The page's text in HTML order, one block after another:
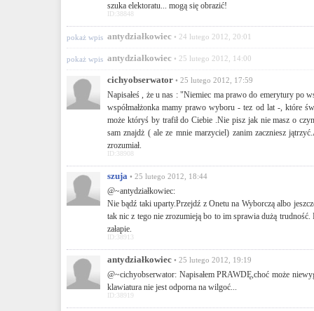
szuka elektoratu... mogą się obrazić!
ID:38848
antydziałkowiec • 24 lutego 2012, 20:01
pokaż wpis
antydziałkowiec • 25 lutego 2012, 14:00
pokaż wpis
cichyobserwator • 25 lutego 2012, 17:59
Napisałeś , że u nas : "Niemiec ma prawo do emerytury po
współmałżonka mamy prawo wyboru - tez od lat -, które
może któryś by trafił do Ciebie .Nie pisz jak nie masz o
sam znajdż ( ale ze mnie marzyciel) zanim zaczniesz
zrozumiał.
ID:38908
szuja • 25 lutego 2012, 18:44
@~antydziałkowiec:
Nie bądź taki uparty.Przejdź z Onetu na Wyborczą albo
tak nic z tego nie zrozumieją bo to im sprawia dużą
załapie.
ID:38913
antydziałkowiec • 25 lutego 2012, 19:19
@~cichyobserwator: Napisałem PRAWDĘ,choć może
klawiatura nie jest odporna na wilgoć...
ID:38919